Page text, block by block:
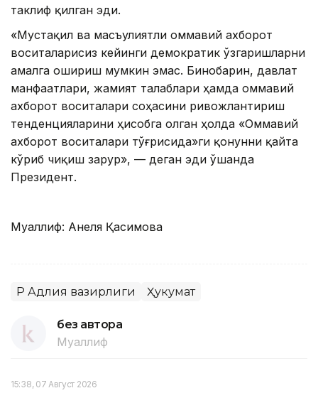
таклиф қилган эди.
«Мустақил ва масъулиятли оммавий ахборот
воситаларисиз кейинги демократик ўзгаришларни
амалга ошириш мумкин эмас. Бинобарин, давлат
манфаатлари, жамият талаблари ҳамда оммавий
ахборот воситалари соҳасини ривожлантириш
тенденцияларини ҳисобга олган ҳолда «Оммавий
ахборот воситалари тўғрисида»ги қонунни қайта
кўриб чиқиш зарур», — деган эди ўшанда
Президент.
Муаллиф: Анеля Қасимова
ҚР Адлия вазирлиги Ҳукумат
без автора
Муаллиф
15:38, 07 Август 2026